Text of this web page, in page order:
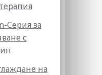
Серия за
с
на